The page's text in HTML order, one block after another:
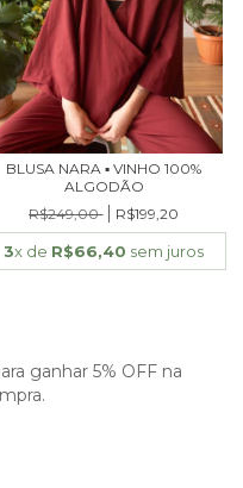
BLUSA NARA ▪ VINHO 100%
ALGODÃO
R$249,00
R$199,20
3x de R$66,40 sem juros
ganhar 5% OFF na